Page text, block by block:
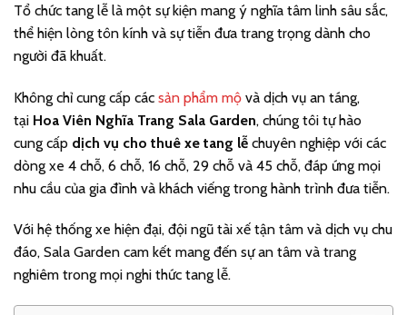
Tổ chức tang lễ là một sự kiện mang ý nghĩa tâm linh sâu sắc,
thể hiện lòng tôn kính và sự tiễn đưa trang trọng dành cho
người đã khuất.
Không chỉ cung cấp các sản phẩm mộ và dịch vụ an táng,
tại Hoa Viên Nghĩa Trang Sala Garden, chúng tôi tự hào
cung cấp dịch vụ cho thuê xe tang lễ chuyên nghiệp với các
dòng xe 4 chỗ, 6 chỗ, 16 chỗ, 29 chỗ và 45 chỗ, đáp ứng mọi
nhu cầu của gia đình và khách viếng trong hành trình đưa tiễn.
Với hệ thống xe hiện đại, đội ngũ tài xế tận tâm và dịch vụ chu
đáo, Sala Garden cam kết mang đến sự an tâm và trang
nghiêm trong mọi nghi thức tang lễ.